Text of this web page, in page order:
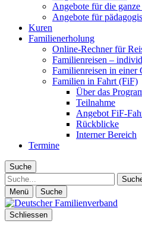
Angebote für die
Angebote für
Kuren
Familienerholung
Online-Rechner für
Familienreisen –
Familienreisen in einer
Familien in Fahrt (FiF)
Über das
Teilnahme
Angebot FiF-
Rückblicke
Interner Bereich
Termine
Suche
Suche
Menü Suche
Schliessen